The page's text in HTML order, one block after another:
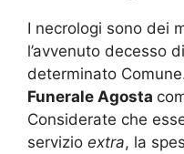
I necrologi sono dei
l’avvenuto decesso
determinato
Funerale Agosta
Considerate che
servizio extra, la